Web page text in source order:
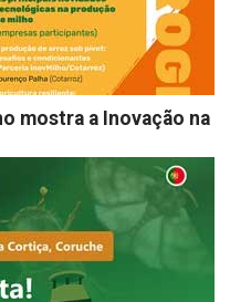
mostra a Inovação na